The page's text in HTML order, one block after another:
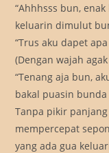
“Ahhhsss bun,
keluarin dimulut
“Trus aku dapet
(Dengan wajah
“Tenang aja bun,
bakal puasin
Tanpa pikir
mempercepat
yang ada gua